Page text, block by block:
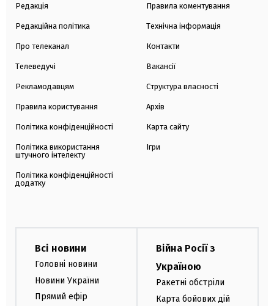
Редакція
Редакційна політика
Про телеканал
Телеведучі
Рекламодавцям
Правила користування
Політика конфіденційності
Політика використання
штучного інтелекту
Політика конфіденційності
додатку
Правила коментування
Технічна інформація
Контакти
Вакансії
Структура власності
Архів
Карта сайту
Ігри
Всі новини
Головні новини
Новини України
Прямий ефір
Війна Росії з
Україною
Ракетні обстріли
Карта бойових дій